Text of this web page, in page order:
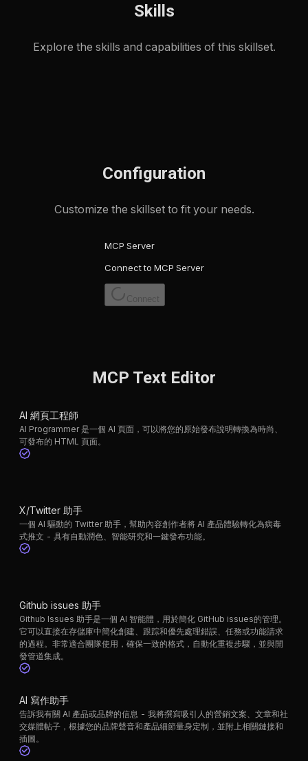
Skills
Explore the skills and capabilities of this skillset.
Configuration
Customize the skillset to fit your needs.
MCP Server
Connect to MCP Server
Connect
MCP Text Editor
AI 網頁工程師
AI Programmer 是一個 AI 頁面，可以將您的原始發布說明轉換為時尚、
可發布的 HTML 頁面。
X/Twitter 助手
一個 AI 驅動的 Twitter 助手，幫助內容創作者將 AI 產品體驗轉化為病毒
式推文 - 具有自動潤色、智能研究和一鍵發布功能。
Github issues 助手
Github Issues 助手是一個 AI 智能體，用於簡化 GitHub issues的管理。
它可以直接在存儲庫中簡化創建、跟踪和優先處理錯誤、任務或功能請求
的過程。非常適合團隊使用，確保一致的格式，自動化重複步驟，並與開
發管道集成。
AI 寫作助手
告訴我有關 AI 產品或品牌的信息 - 我將撰寫吸引人的營銷文案、文章和社
交媒體帖子，根據您的品牌聲音和產品細節量身定制，並附上相關鏈接和
插圖。